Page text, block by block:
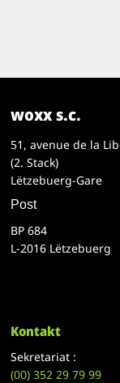
woxx s.c.
51, avenue de la
(2. Stack)
Lëtzebuerg-Gare
Post
BP 684
L-2016 Lëtzebuerg
Kontakt
Sekretariat :
(00)352 29 79 99